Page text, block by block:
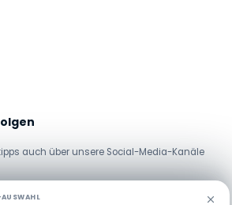
auch über unsere Social-Media-Kanäle